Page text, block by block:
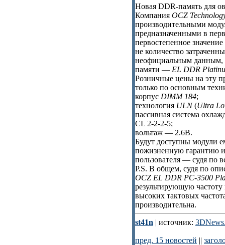
Новая DDR-память для
Компания OCZ
производительными
предназначенными в
первостепенное
не количество
неофициальным данным,
памяти — EL DDR
Розничные цены на эту
только по основным
корпус DIMM 184;
технология ULN(Ultra
пассивная система
CL 2-2-2-5;
вольтаж — 2.6В.
Будут доступны модули
пожизненную гарантию и
пользователя — судя по
P.S. В общем, судя по
OCZ EL DDR PC-3500
результирующую
высоких тактовых
производительна.
st41n | источник:
пред. 15 новостей ||